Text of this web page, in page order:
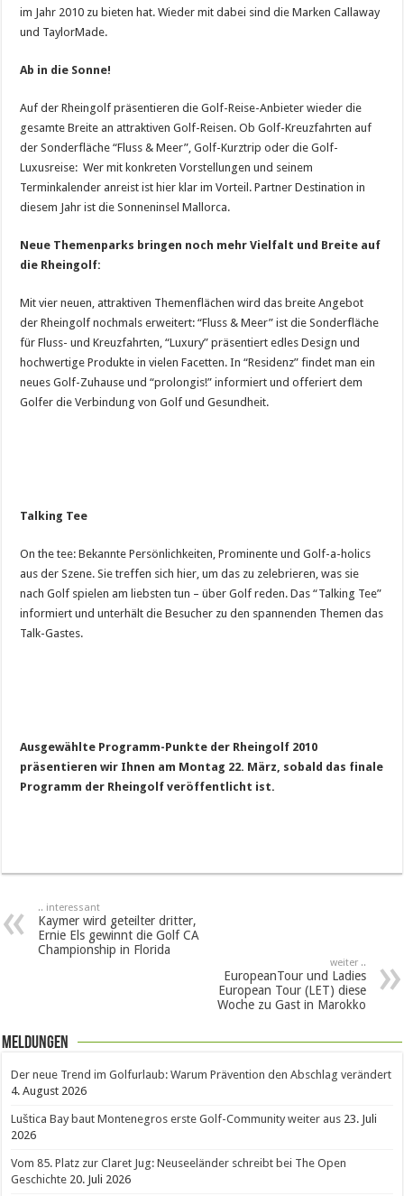
im Jahr 2010 zu bieten hat. Wieder mit dabei sind die Marken Callaway
und TaylorMade.
Ab in die Sonne!
Auf der Rheingolf präsentieren die Golf-Reise-Anbieter wieder die
gesamte Breite an attraktiven Golf-Reisen. Ob Golf-Kreuzfahrten auf
der Sonderfläche “Fluss & Meer”, Golf-Kurztrip oder die Golf-
Luxusreise: Wer mit konkreten Vorstellungen und seinem
Terminkalender anreist ist hier klar im Vorteil. Partner Destination in
diesem Jahr ist die Sonneninsel Mallorca.
Neue Themenparks bringen noch mehr Vielfalt und Breite auf
die Rheingolf:
Mit vier neuen, attraktiven Themenflächen wird das breite Angebot
der Rheingolf nochmals erweitert: “Fluss & Meer” ist die Sonderfläche
für Fluss- und Kreuzfahrten, “Luxury” präsentiert edles Design und
hochwertige Produkte in vielen Facetten. In “Residenz” findet man ein
neues Golf-Zuhause und “prolongis!” informiert und offeriert dem
Golfer die Verbindung von Golf und Gesundheit.
Talking Tee
On the tee: Bekannte Persönlichkeiten, Prominente und Golf-a-holics
aus der Szene. Sie treffen sich hier, um das zu zelebrieren, was sie
nach Golf spielen am liebsten tun – über Golf reden. Das “Talking Tee”
informiert und unterhält die Besucher zu den spannenden Themen das
Talk-Gastes.
Ausgewählte Programm-Punkte der Rheingolf 2010
präsentieren wir Ihnen am Montag 22. März, sobald das finale
Programm der Rheingolf veröffentlicht ist.
.. interessant
Kaymer wird geteilter dritter,
Ernie Els gewinnt die Golf CA
Championship in Florida
weiter ..
EuropeanTour und Ladies
European Tour (LET) diese
Woche zu Gast in Marokko
Meldungen
Der neue Trend im Golfurlaub: Warum Prävention den Abschlag verändert
4. August 2026
Luštica Bay baut Montenegros erste Golf-Community weiter aus 23. Juli
2026
Vom 85. Platz zur Claret Jug: Neuseeländer schreibt bei The Open
Geschichte 20. Juli 2026